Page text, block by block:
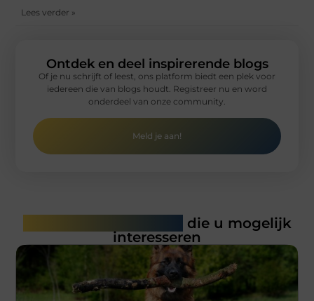
Lees verder »
Ontdek en deel inspirerende blogs
Of je nu schrijft of leest, ons platform biedt een plek voor
iedereen die van blogs houdt. Registreer nu en word
onderdeel van onze community.
Meld je aan!
die u mogelijk
interesseren